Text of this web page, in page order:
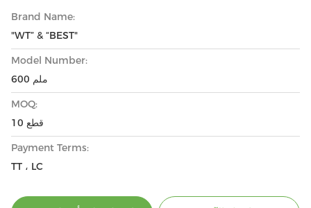
Brand Name:
"WT” & “BEST"
Model Number:
600 ملم
MOQ:
10 قطع
Payment Terms:
TT ، LC